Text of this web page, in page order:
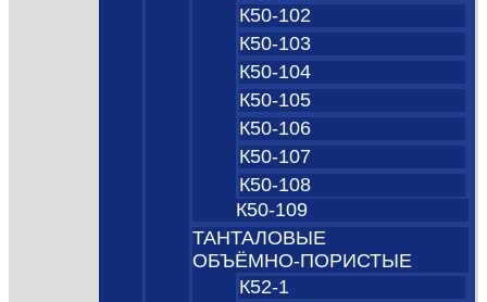
К50-102
К50-103
К50-104
К50-105
К50-106
К50-107
К50-108
К50-109
ТАНТАЛОВЫЕ
ОБЪЁМНО‑ПОРИСТЫЕ
К52-1